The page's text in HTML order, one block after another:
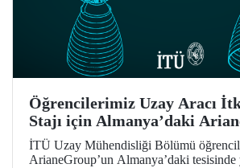
Öğrencilerimiz Uzay Aracı
Stajı için Almanya’daki
Tesisinde
İTÜ Uzay Mühendisliği Bölümü
ArianeGroup’un Almanya’daki tesisinde